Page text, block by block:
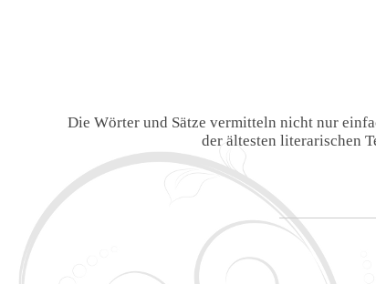
Die Wörter und Sätze vermitteln nicht nur
der ältesten literarischen